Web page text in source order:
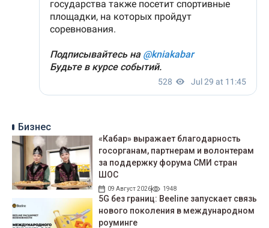
Бизнес
«Кабар» выражает благодарность
госорганам, партнерам и волонтерам
за поддержку форума СМИ стран
ШОС
09 Август 2026 1948
5G без границ: Beeline запускает связь
нового поколения в международном
роуминге